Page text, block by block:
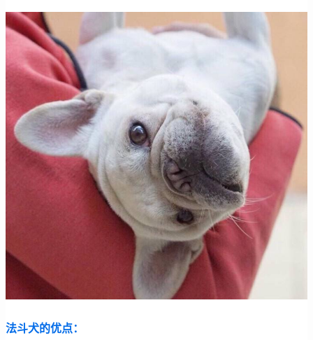
法斗犬的优点：